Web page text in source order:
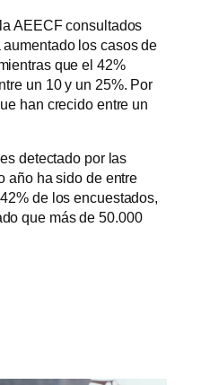
AEECF consultados
aumentado los casos de
que el 42%
un 10 y un 25%. Por
han crecido entre un
detectado por las
año ha sido de entre
de los encuestados,
que más de 50.000